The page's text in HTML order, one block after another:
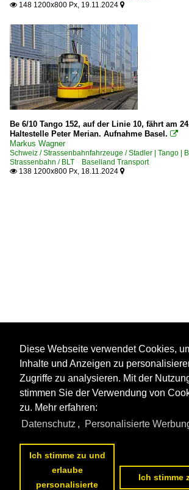
 148 1200x800 Px, 19.11.2024 
Be 6/10 Tango 152, auf der Linie 10, fährt am
Haltestelle Peter Merian. Aufnahme Basel. 
Markus Wagner
Schweiz / Strassenbahnfahrzeuge / Stadler | Tango |
Strassenbahn / BLT Baselland Transport
 138 1200x800 Px, 18.11.2024 
Diese Webseite verwendet Cookies,
Inhalte und Anzeigen zu
Zugriffe zu analysieren. Mit der
stimmen Sie der Verwendung von
zu. Mehr erfahren:
Datenschutz , Personalisierte
Ich stimme zu und
erlaube
personalisierte
Ich stimme